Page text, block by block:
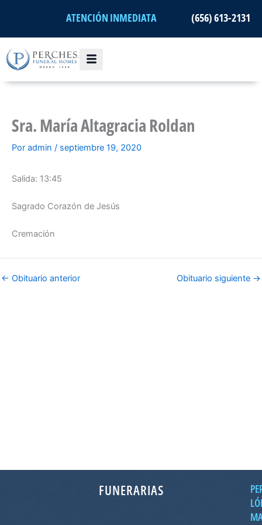
ATENCIÓN INMEDIATA (656) 613-2131
Sra. María Altagracia Roldan
Por admin / septiembre 19, 2020
Salida: 13:45
Sagrado Corazón de Jesús
Cremación
← Obituario anterior Obituario siguiente →
FUNERARIAS